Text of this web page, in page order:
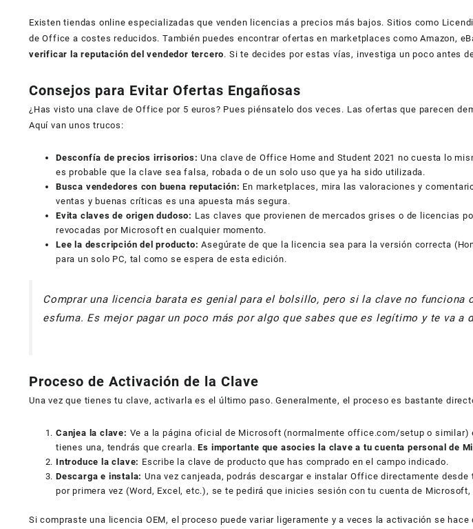
Existen tiendas online especializadas que venden licencias a precios más bajos. Sitios como
de Office a costes reducidos. También puedes encontrar ofertas en marketplaces como Amazon,
verificar la reputación del vendedor tercero. Si te decides por estas vías, investiga un poco antes
Consejos para Evitar Ofertas Engañosas
¿Has visto una clave de Office por 5 euros? Pues piénsatelo dos veces. Las ofertas que parecen
Aquí van unos trucos:
Desconfía de precios irrisorios: Una clave de Office Home and Student 2021 no cuesta lo
es probable que la clave sea falsa, robada o de un solo uso que ya ha sido utilizada.
Busca vendedores con buena reputación: En marketplaces, mira las valoraciones y
ventas y buenas críticas es una apuesta más segura.
Evita claves de origen dudoso: Las claves que provienen de mercados grises o de licencias
revocadas por Microsoft en cualquier momento.
Lee la descripción del producto: Asegúrate de que la licencia sea para la versión correcta
para un solo PC, tal como se espera de esta edición.
Comprar una licencia barata es genial para el bolsillo, pero si la clave no funciona
esfuma. Es mejor pagar un poco más por algo que sabes que es legítimo y te va a
Proceso de Activación de la Clave
Una vez que tienes tu clave, activarla es el último paso. Generalmente, el proceso es bastante
Canjea la clave: Ve a la página oficial de Microsoft (normalmente office.com/setup o similar)
tienes una, tendrás que crearla.Es importante que asocies la clave a tu cuenta personal de
Introduce la clave: Escribe la clave de producto que has comprado en el campo indicado.
Descarga e instala: Una vez canjeada, podrás descargar e instalar Office directamente
por primera vez (Word, Excel, etc.), se te pedirá que inicies sesión con tu cuenta de
Si compraste una licencia OEM, el proceso puede variar ligeramente y a veces la activación se